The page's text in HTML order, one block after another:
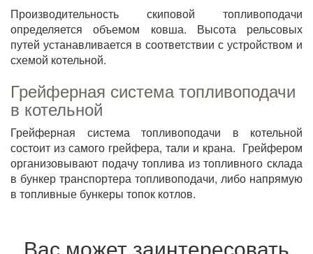
Производительность скиповой топливоподачи
определяется объемом ковша. Высота рельсовых
путей устанавливается в соответствии с устройством и
схемой котельной.
Грейферная система топливоподачи
в котельной
Грейферная система топливоподачи в котельной
состоит из самого грейфера, тали и крана. Грейфером
организовывают подачу топлива из топливного склада
в бункер транспортера топливоподачи, либо напрямую
в топливные бункеры топок котлов.